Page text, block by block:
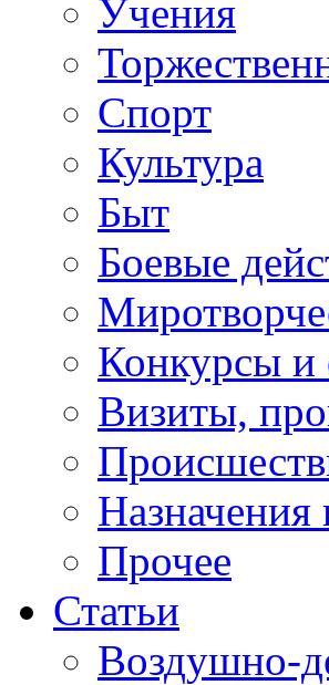
Учения
Спорт
Культура
Быт
Боевые
Конкурсы и
Визиты,
Назначения
Прочее
Статьи
Воздушно-